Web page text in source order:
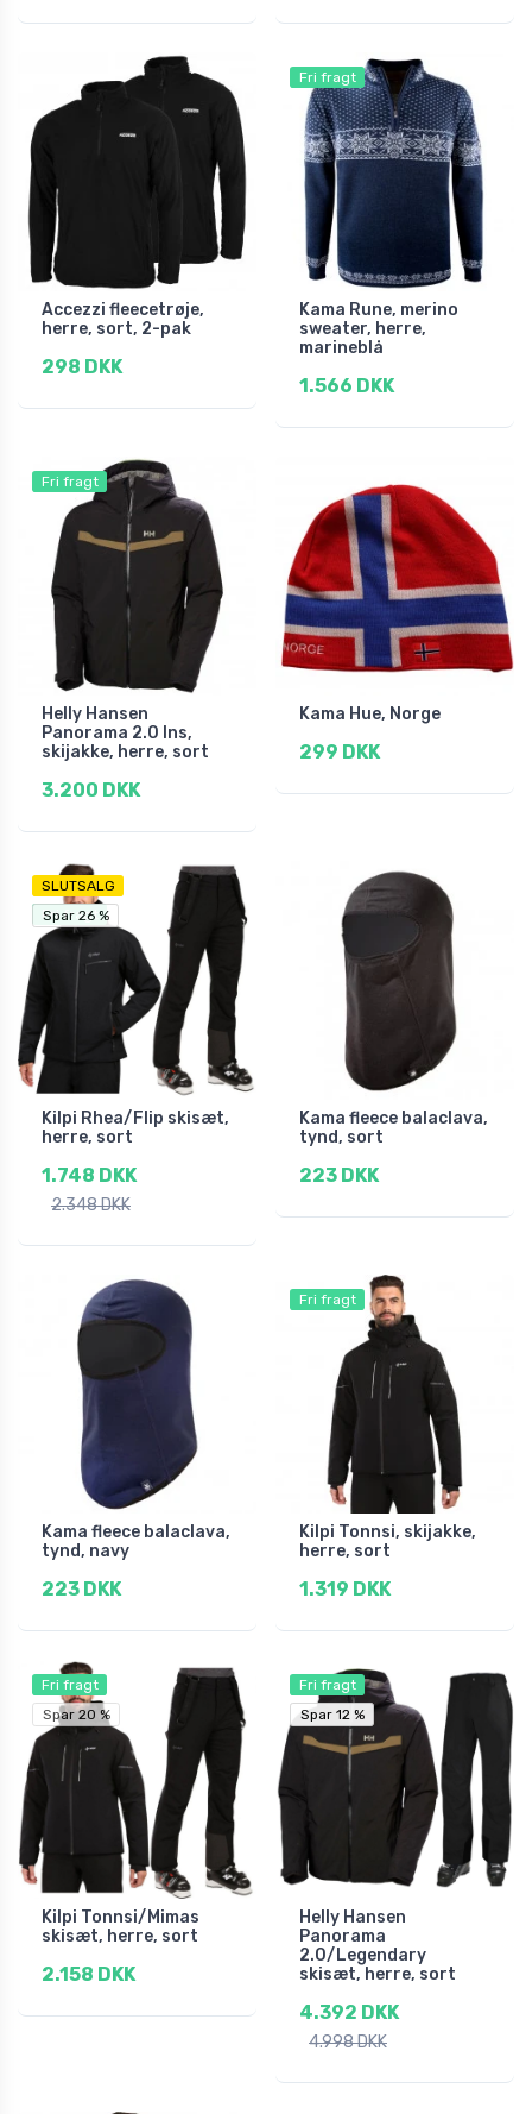
Accezzi fleecetrøje,
herre, sort, 2-pak
298 DKK
Fri fragt
Kama Rune, merino
sweater, herre,
marineblå
1.566 DKK
Fri fragt
Helly Hansen
Panorama 2.0 Ins,
skijakke, herre, sort
3.200 DKK
Kama Hue, Norge
299 DKK
SLUTSALG
Fri fragt
Spar 26 %
Spar 26 %
Kilpi Rhea/Flip skisæt,
herre, sort
1.748 DKK
2.348 DKK
Kama fleece balaclava,
tynd, sort
223 DKK
Kama fleece balaclava,
tynd, navy
223 DKK
Fri fragt
Kilpi Tonnsi, skijakke,
herre, sort
1.319 DKK
Fri fragt
Spar 20 %
Kilpi Tonnsi/Mimas
skisæt, herre, sort
2.158 DKK
Fri fragt
Spar 12 %
Spar 12 %
Helly Hansen
Panorama
2.0/Legendary
skisæt, herre, sort
4.392 DKK
4.998 DKK